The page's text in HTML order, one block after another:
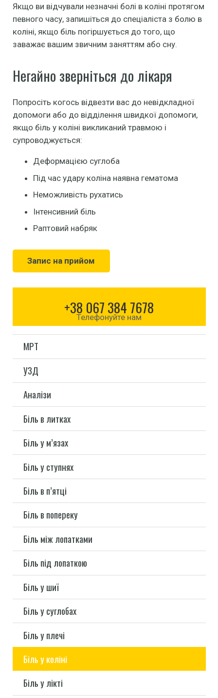
Якщо ви відчували незначні болі в коліні протягом
певного часу, запишіться до спеціаліста з болю в
коліні, якщо біль погіршується до того, що
заважає вашим звичним заняттям або сну.
Негайно зверніться до лікаря
Попросіть когось відвезти вас до невідкладної
допомоги або до відділення швидкої допомоги,
якщо біль у коліні викликаний травмою і
супроводжується:
Деформацією суглоба
Під час удару коліна наявна гематома
Неможливість рухатись
Інтенсивний біль
Раптовий набряк
Запис на прийом
+38 067 384 7678
Телефонуйте нам
МРТ
УЗД
Аналізи
Біль в литках
Біль у м’язах
Біль у ступнях
Біль в п’ятці
Біль в попереку
Біль між лопатками
Біль під лопаткою
Біль у шиї
Біль у суглобах
Біль у плечі
Біль у коліні
Біль у лікті